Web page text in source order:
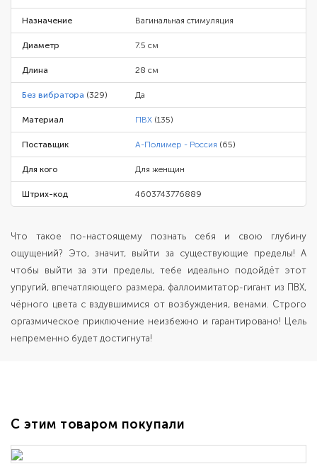
Назначение Вагинальная стимуляция
Диаметр 7.5 см
Длина 28 см
Без вибратора (329) Да
Материал ПВХ (135)
Поставщик А-Полимер - Россия (65)
Для кого Для женщин
Штрих-код 4603743776889
Что такое по-настоящему познать себя и свою глубину
ощущений? Это, значит, выйти за существующие пределы! А
чтобы выйти за эти пределы, тебе идеально подойдёт этот
упругий, впечатляющего размера, фаллоимитатор-гигант из ПВХ,
чёрного цвета с вздувшимися от возбуждения, венами. Строго
оргазмическое приключение неизбежно и гарантировано! Цель
непременно будет достигнута!
С этим товаром покупали